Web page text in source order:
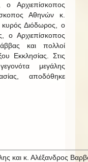
ο Αρχιεπίσκοπος
Αθηνών κ.
Διόδωρος, ο
ο Αρχιεπίσκοπος
και πολλοί
Εκκλησίας. Στις
μεγάλης
αποδόθηκε
και κ. Αλέξανδρος